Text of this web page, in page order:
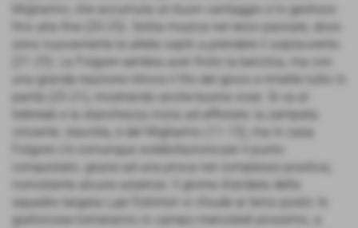
Migliarino, che accumula un buon vantaggio e lo gestisce
fino alla fine (20-25). Solita musica nel terzo parziale, dove
sono nuovamente le atlete ospiti a prendere il sopravvento
(21-25). La Folgore sembra aver finito la benzina, ma con
una grande reazione ritrova il filo del gioco e rimette tutto in
parità (25-21), mostrando anche buone cose. Si va al
tiebreak e la stanchezza inizia ad affiorare: la zampata
vincente, stavolta, è del Migliarino (11-15), ma in casa
Folgore c'è comunque soddisfazione per il punto
conquistato, grazie ad una prova nel complesso positiva,
nonostante alcune assenze. Il girone d'andata della
squadra targata Lupi Estintori si chiude al terzo posto: le
giallorosse torneranno in campo mercoledì prossimo, a